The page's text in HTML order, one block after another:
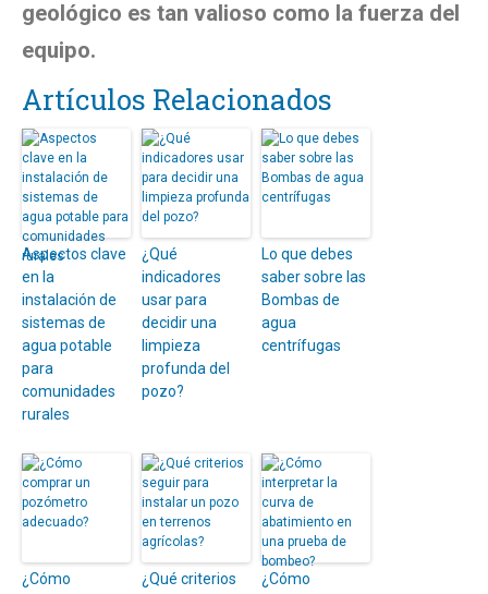
geológico es tan valioso como la fuerza del
equipo.
Artículos Relacionados
Aspectos clave
en la
instalación de
sistemas de
agua potable
para
comunidades
rurales
¿Qué
indicadores
usar para
decidir una
limpieza
profunda del
pozo?
Lo que debes
saber sobre las
Bombas de
agua
centrífugas
¿Cómo
¿Qué criterios
¿Cómo